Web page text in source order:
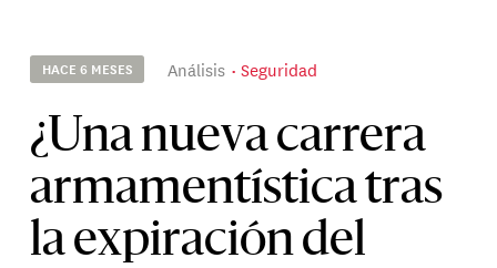
HACE 6 MESES Análisis Seguridad
¿Una nueva carrera
armamentística tras
la expiración del